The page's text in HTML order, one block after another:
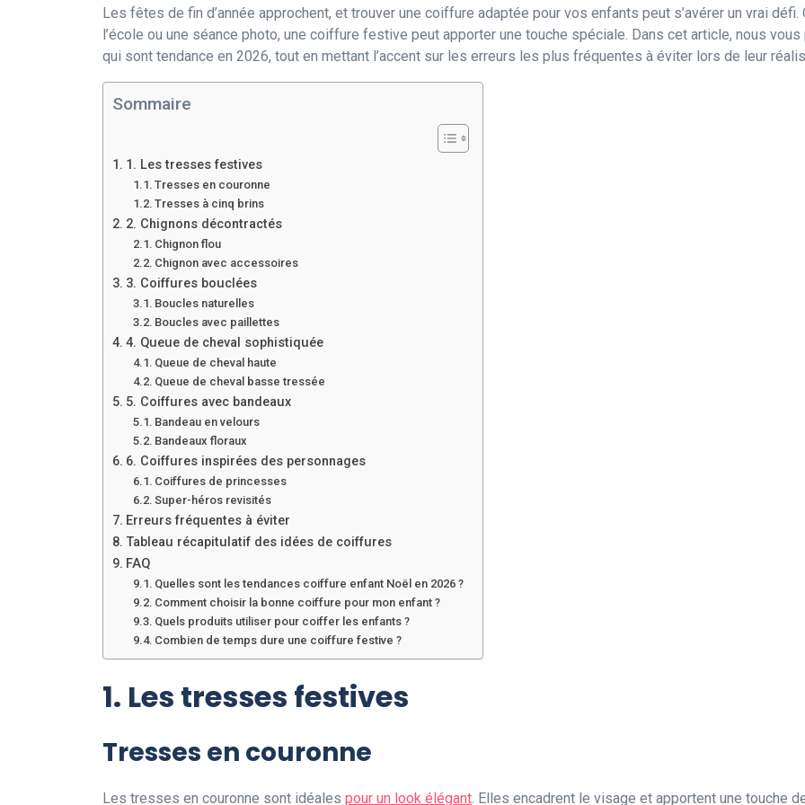
Les fêtes de fin d’année approchent, et trouver une coiffure adaptée pour vos enfants peut s’avérer un vrai
l’école ou une séance photo, une coiffure festive peut apporter une touche spéciale. Dans cet article, nous
qui sont tendance en 2026, tout en mettant l’accent sur les erreurs les plus fréquentes à éviter lors de leur
Sommaire
1. Les tresses festives
Tresses en couronne
Tresses à cinq brins
2. Chignons décontractés
Chignon flou
Chignon avec accessoires
3. Coiffures bouclées
Boucles naturelles
Boucles avec paillettes
4. Queue de cheval sophistiquée
Queue de cheval haute
Queue de cheval basse tressée
5. Coiffures avec bandeaux
Bandeau en velours
Bandeaux floraux
6. Coiffures inspirées des personnages
Coiffures de princesses
Super-héros revisités
Erreurs fréquentes à éviter
Tableau récapitulatif des idées de coiffures
FAQ
Quelles sont les tendances coiffure enfant Noël en 2026 ?
Comment choisir la bonne coiffure pour mon enfant ?
Quels produits utiliser pour coiffer les enfants ?
Combien de temps dure une coiffure festive ?
1. Les tresses festives
Tresses en couronne
Les tresses en couronne sont idéales pour un look élégant. Elles encadrent le visage et apportent une touche